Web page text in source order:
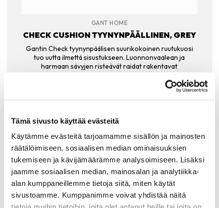
Tämä sivusto käyttää evästeitä
Käytämme evästeitä tarjoamamme sisällön ja mainosten
räätälöimiseen, sosiaalisen median ominaisuuksien
tukemiseen ja kävijämäärämme analysoimiseen. Lisäksi
jaamme sosiaalisen median, mainosalan ja analytiikka-
alan kumppaneillemme tietoja siitä, miten käytät
sivustoamme. Kumppanimme voivat yhdistää näitä
GANT HOME
CHECK CUSHION TYYNYNPÄÄLLINEN, GREY
Gantin Check tyynynpäälisen suurikokoinen ruutukuosi
tuo uutta ilmettä sisustukseen. Luonnonvaalean ja
harmaan sävyjen risteävät raidat rakentavat
mielenkiintoisen kokonaisuuden. Check tyynynpäällinen
on valmistettu parhaista luonnonmateriaaleista:
Tutustu myös